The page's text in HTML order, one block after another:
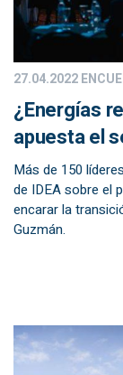
27.04.2022
¿Energías
apuesta el
Más de 150
de IDEA sobre el
encarar la
Guzmán.